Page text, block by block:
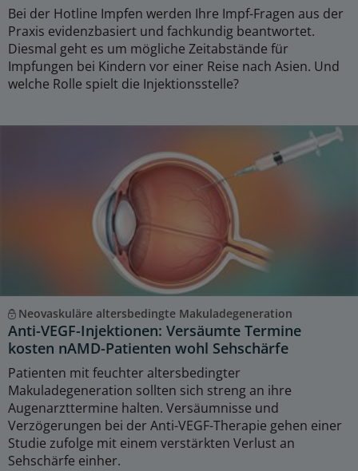
Bei der Hotline Impfen werden Ihre Impf-Fragen aus der
Praxis evidenzbasiert und fachkundig beantwortet.
Diesmal geht es um mögliche Zeitabstände für
Impfungen bei Kindern vor einer Reise nach Asien. Und
welche Rolle spielt die Injektionsstelle?
Neovaskuläre altersbedingte Makuladegeneration
Anti-VEGF-Injektionen: Versäumte Termine
kosten nAMD-Patienten wohl Sehschärfe
Patienten mit feuchter altersbedingter
Makuladegeneration sollten sich streng an ihre
Augenarzttermine halten. Versäumnisse und
Verzögerungen bei der Anti-VEGF-Therapie gehen einer
Studie zufolge mit einem verstärkten Verlust an
Sehschärfe einher.